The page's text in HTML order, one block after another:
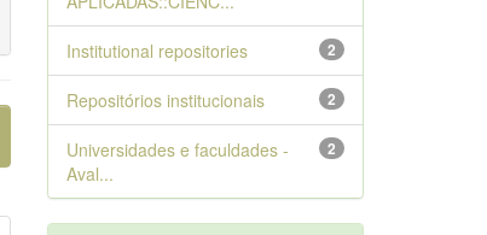
2
Institutional repositories
2
Repositórios institucionais
2
Universidades e faculdades -
Aval...